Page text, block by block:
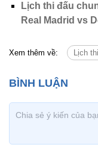
Lịch thi đấu
Real Madrid vs
Xem thêm về: Lịch